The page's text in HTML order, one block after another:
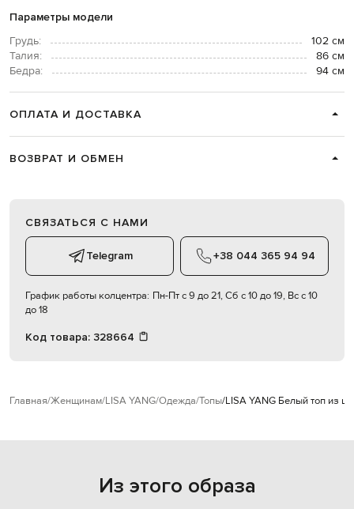
Параметры модели
Грудь:
102 см
Талия:
86 см
Бедра:
94 см
ОПЛАТА И ДОСТАВКА
ВОЗВРАТ И ОБМЕН
СВЯЗАТЬСЯ С НАМИ
Telegram +38 044 365 94 94
График работы колцентра: Пн-Пт с 9 до 21, Сб с 10 до 19, Вс с 10
до 18
Код товара: 328664
Главная Женщинам LISA YANG Одежда Топы LISA YANG Белый топ из
Из этого образа